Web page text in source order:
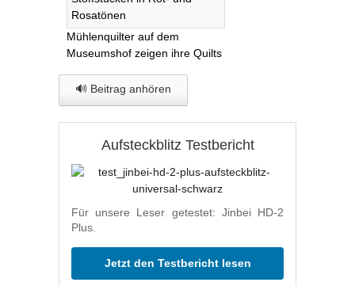
Mühlenquilter auf dem
Museumshof zeigen ihre Quilts
🔊 Beitrag anhören
Aufsteckblitz Testbericht
Für unsere Leser getestet: Jinbei HD-2
Plus.
Jetzt den Testbericht lesen